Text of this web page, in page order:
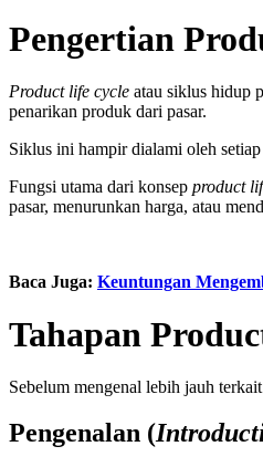
Pengertian
Product life cycle atau siklus hidup
penarikan produk dari pasar.
Siklus ini hampir dialami oleh
Fungsi utama dari konsep product
pasar, menurunkan harga, atau
Baca Juga: Keuntungan
Tahapan
Sebelum mengenal lebih jauh terkait
Pengenalan (